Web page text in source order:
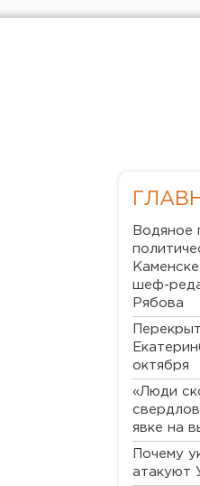
Водяное
шеф-
Рябова
октября
«Люди
явке на
Почему
атакуют